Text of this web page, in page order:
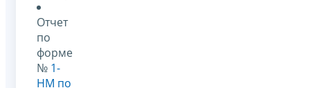
Отчет
по
форме
№ 1-
НМ по